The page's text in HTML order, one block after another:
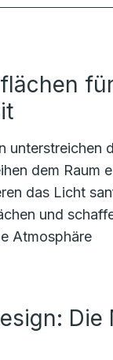
unterstreichen
dem Raum
das Licht
und
Atmosphäre
Die